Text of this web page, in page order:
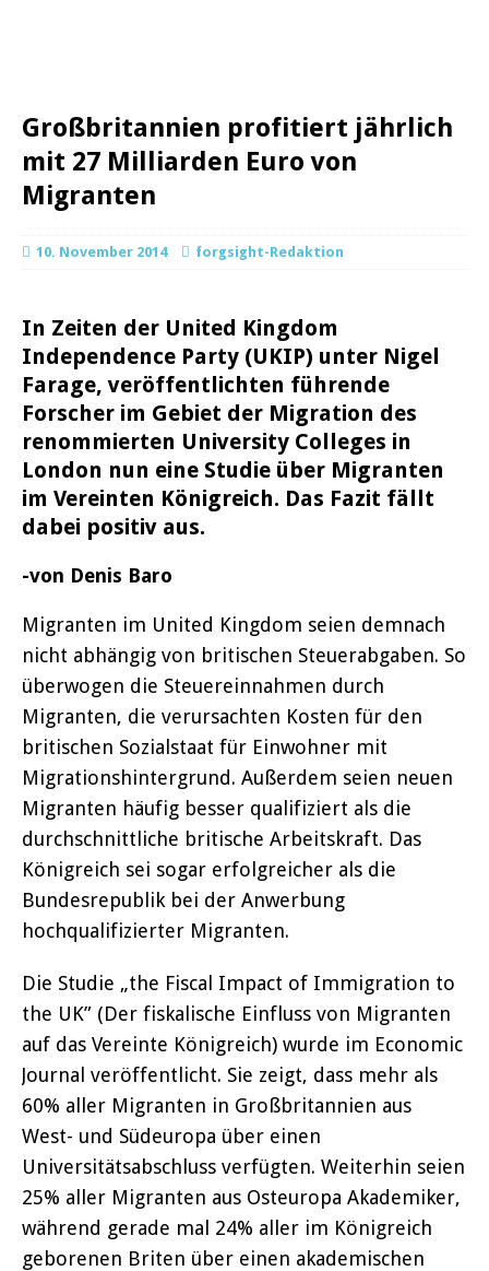
Großbritannien profitiert jährlich
mit 27 Milliarden Euro von
Migranten
10. November 2014 forgsight-Redaktion
In Zeiten der United Kingdom
Independence Party (UKIP) unter Nigel
Farage, veröffentlichten führende
Forscher im Gebiet der Migration des
renommierten University Colleges in
London nun eine Studie über Migranten
im Vereinten Königreich. Das Fazit fällt
dabei positiv aus.
-von Denis Baro
Migranten im United Kingdom seien demnach
nicht abhängig von britischen Steuerabgaben. So
überwogen die Steuereinnahmen durch
Migranten, die verursachten Kosten für den
britischen Sozialstaat für Einwohner mit
Migrationshintergrund. Außerdem seien neuen
Migranten häufig besser qualifiziert als die
durchschnittliche britische Arbeitskraft. Das
Königreich sei sogar erfolgreicher als die
Bundesrepublik bei der Anwerbung
hochqualifizierter Migranten.
Die Studie „the Fiscal Impact of Immigration to
the UK” (Der fiskalische Einfluss von Migranten
auf das Vereinte Königreich) wurde im Economic
Journal veröffentlicht. Sie zeigt, dass mehr als
60% aller Migranten in Großbritannien aus
West- und Südeuropa über einen
Universitätsabschluss verfügten. Weiterhin seien
25% aller Migranten aus Osteuropa Akademiker,
während gerade mal 24% aller im Königreich
geborenen Briten über einen akademischen